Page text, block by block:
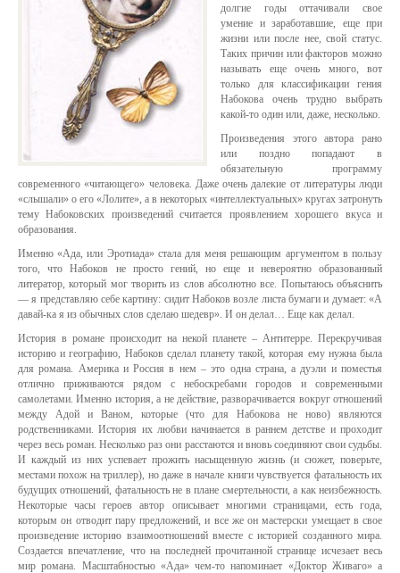
долгие годы оттачивали свое
умение и заработавшие, еще при
жизни или после нее, свой статус.
Таких причин или факторов можно
называть еще очень много, вот
только для классификации гения
Набокова очень трудно выбрать
какой-то один или, даже, несколько.
Произведения этого автора рано
или поздно попадают в
обязательную программу
современного «читающего» человека. Даже очень далекие от литературы люди
«слышали» о его «Лолите», а в некоторых «интеллектуальных» кругах затронуть
тему Набоковских произведений считается проявлением хорошего вкуса и
образования.
Именно «Ада, или Эротиада» стала для меня решающим аргументом в пользу
того, что Набоков не просто гений, но еще и невероятно образованный
литератор, который мог творить из слов абсолютно все. Попытаюсь объяснить
— я представляю себе картину: сидит Набоков возле листа бумаги и думает: «А
давай-ка я из обычных слов сделаю шедевр». И он делал… Еще как делал.
История в романе происходит на некой планете – Антитерре. Перекручивая
историю и географию, Набоков сделал планету такой, которая ему нужна была
для романа. Америка и Россия в нем – это одна страна, а дуэли и поместья
отлично приживаются рядом с небоскребами городов и современными
самолетами. Именно история, а не действие, разворачивается вокруг отношений
между Адой и Ваном, которые (что для Набокова не ново) являются
родственниками. История их любви начинается в раннем детстве и проходит
через весь роман. Несколько раз они расстаются и вновь соединяют свои судьбы.
И каждый из них успевает прожить насыщенную жизнь (и сюжет, поверьте,
местами похож на триллер), но даже в начале книги чувствуется фатальность их
будущих отношений, фатальность не в плане смертельности, а как неизбежность.
Некоторые часы героев автор описывает многими страницами, есть года,
которым он отводит пару предложений, и все же он мастерски умещает в свое
произведение историю взаимоотношений вместе с историей созданного мира.
Создается впечатление, что на последней прочитанной странице исчезает весь
мир романа. Масштабностью «Ада» чем-то напоминает «Доктор Живаго» а